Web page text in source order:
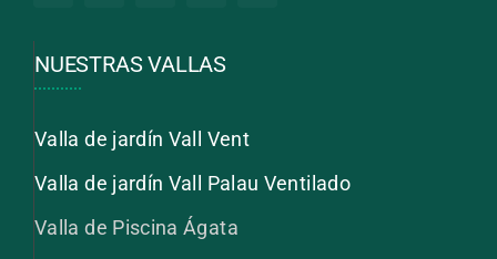
NUESTRAS VALLAS
Valla de jardín Vall Vent
Valla de jardín Vall Palau Ventilado
Valla de Piscina Ágata